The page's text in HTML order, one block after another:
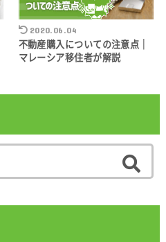
2020.06.04
不動産購入についての注意点｜
マレーシア移住者が解説